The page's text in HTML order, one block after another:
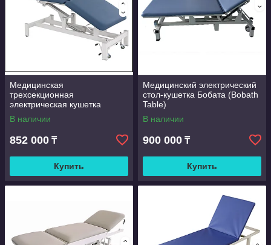
Медицинская
трехсекционная
электрическая кушетка
(модель MD8911)
В наличии
852 000 ₸
Купить
Медицинский электрический
стол-кушетка Бобата (Bobath
Table)
В наличии
900 000 ₸
Купить